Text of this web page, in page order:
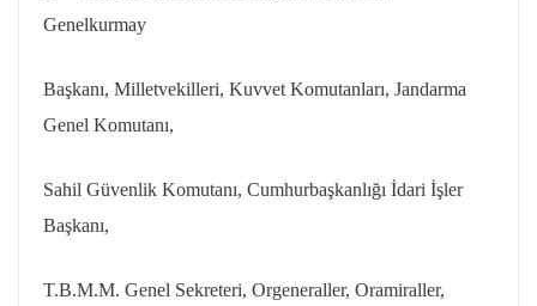
Genelkurmay
Başkanı, Milletvekilleri, Kuvvet Komutanları, Jandarma
Genel Komutanı,
Sahil Güvenlik Komutanı, Cumhurbaşkanlığı İdari İşler
Başkanı,
T.B.M.M. Genel Sekreteri, Orgeneraller, Oramiraller,